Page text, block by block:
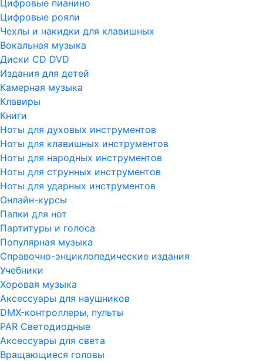
Цифровые пианино
Цифровые рояли
Чехлы и накидки для клавишных
Вокальная музыка
Диски CD DVD
Издания для детей
Камерная музыка
Клавиры
Книги
Ноты для духовых инструментов
Ноты для клавишных инструментов
Ноты для народных инструментов
Ноты для струнных инструментов
Ноты для ударных инструментов
Онлайн-курсы
Папки для нот
Партитуры и голоса
Популярная музыка
Справочно-энциклопедические издания
Учебники
Хоровая музыка
Аксессуары для наушников
DMX-контроллеры, пульты
PAR Светодиодные
Аксессуары для света
Вращающиеся головы